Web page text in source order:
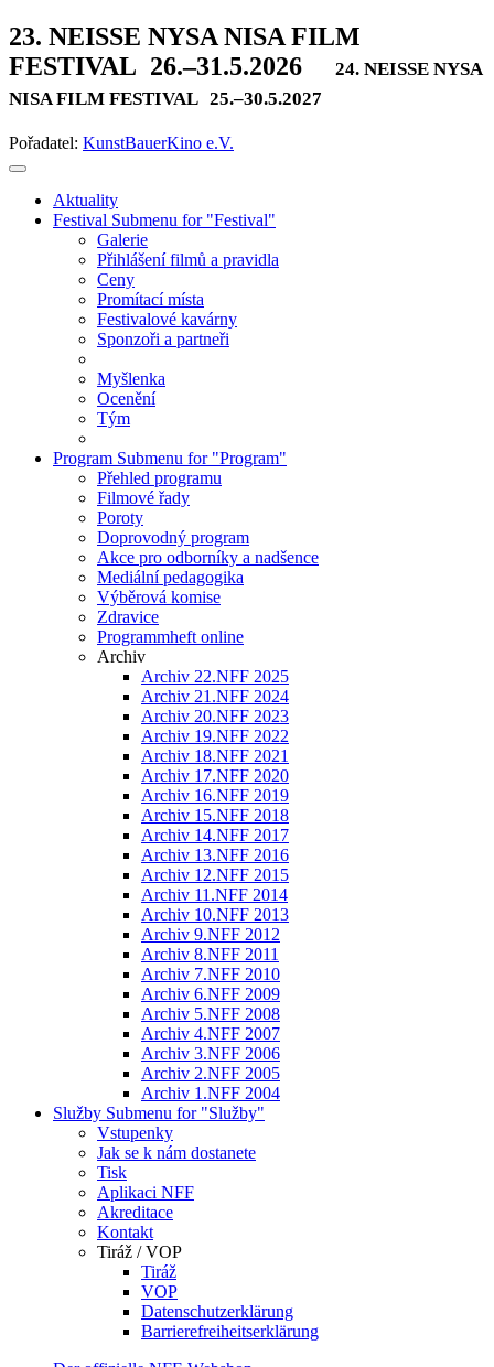
23. NEISSE NYSA NISA FILM
FESTIVAL 26.–31.5.2026
24. NEISSE NYSA
NISA FILM FESTIVAL 25.–30.5.2027
Pořadatel: KunstBauerKino e.V.
Aktuality
Festival Submenu for "Festival"
Galerie
Přihlášení filmů a pravidla
Ceny
Promítací místa
Festivalové kavárny
Sponzoři a partneři
Myšlenka
Ocenění
Tým
Program Submenu for "Program"
Přehled programu
Filmové řady
Poroty
Doprovodný program
Akce pro odborníky a nadšence
Mediální pedagogika
Výběrová komise
Zdravice
Programmheft online
Archiv
Archiv 22.NFF 2025
Archiv 21.NFF 2024
Archiv 20.NFF 2023
Archiv 19.NFF 2022
Archiv 18.NFF 2021
Archiv 17.NFF 2020
Archiv 16.NFF 2019
Archiv 15.NFF 2018
Archiv 14.NFF 2017
Archiv 13.NFF 2016
Archiv 12.NFF 2015
Archiv 11.NFF 2014
Archiv 10.NFF 2013
Archiv 9.NFF 2012
Archiv 8.NFF 2011
Archiv 7.NFF 2010
Archiv 6.NFF 2009
Archiv 5.NFF 2008
Archiv 4.NFF 2007
Archiv 3.NFF 2006
Archiv 2.NFF 2005
Archiv 1.NFF 2004
Služby Submenu for "Služby"
Vstupenky
Jak se k nám dostanete
Tisk
Aplikaci NFF
Akreditace
Kontakt
Tiráž / VOP
Tiráž
VOP
Datenschutzerklärung
Barrierefreiheitserklärung